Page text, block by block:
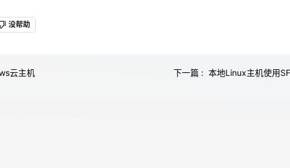
没帮助
云主机 下一篇 : 本地Linux主机使用